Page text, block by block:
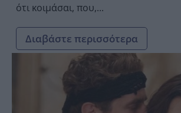
ότι κοιμάσαι, που,...
Διαβάστε περισσότερα